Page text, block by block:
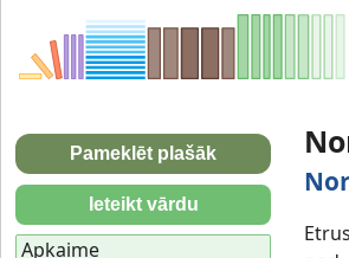
Pameklēt plašāk
Ieteikt vārdu
Apkaime